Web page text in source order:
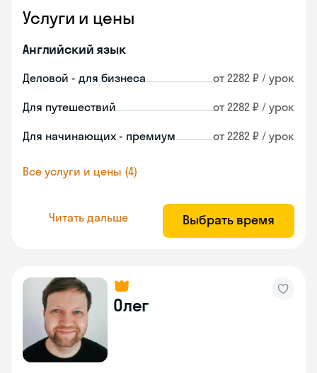
Услуги и цены
Английский язык
Деловой - для бизнеса от 2282 ₽ / урок
Для путешествий от 2282 ₽ / урок
Для начинающих - премиум от 2282 ₽ / урок
Все услуги и цены (4)
Читать дальше Выбрать время
Олег